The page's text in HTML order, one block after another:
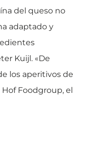
del queso no
adaptado y
Kuijl. «De
los aperitivos de
Foodgroup, el